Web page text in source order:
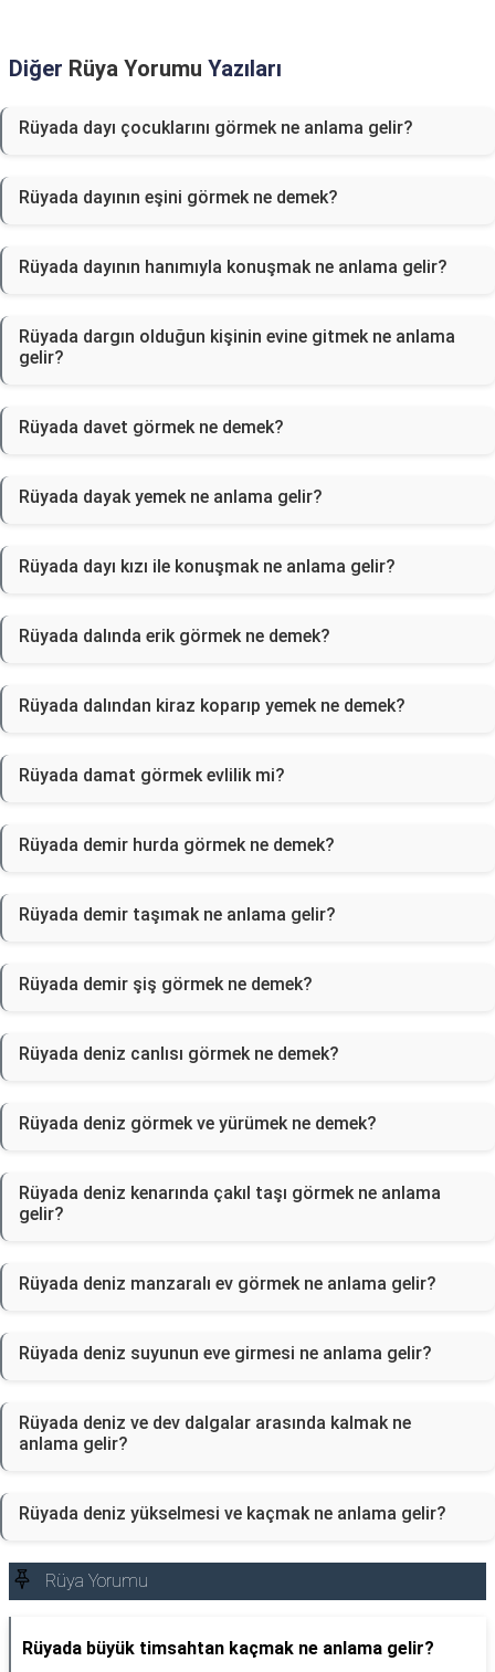
Diğer Rüya Yorumu Yazıları
Rüyada dayı çocuklarını görmek ne anlama gelir?
Rüyada dayının eşini görmek ne demek?
Rüyada dayının hanımıyla konuşmak ne anlama gelir?
Rüyada dargın olduğun kişinin evine gitmek ne anlama
gelir?
Rüyada davet görmek ne demek?
Rüyada dayak yemek ne anlama gelir?
Rüyada dayı kızı ile konuşmak ne anlama gelir?
Rüyada dalında erik görmek ne demek?
Rüyada dalından kiraz koparıp yemek ne demek?
Rüyada damat görmek evlilik mi?
Rüyada demir hurda görmek ne demek?
Rüyada demir taşımak ne anlama gelir?
Rüyada demir şiş görmek ne demek?
Rüyada deniz canlısı görmek ne demek?
Rüyada deniz görmek ve yürümek ne demek?
Rüyada deniz kenarında çakıl taşı görmek ne anlama
gelir?
Rüyada deniz manzaralı ev görmek ne anlama gelir?
Rüyada deniz suyunun eve girmesi ne anlama gelir?
Rüyada deniz ve dev dalgalar arasında kalmak ne
anlama gelir?
Rüyada deniz yükselmesi ve kaçmak ne anlama gelir?
Rüya Yorumu
Rüyada büyük timsahtan kaçmak ne anlama gelir?